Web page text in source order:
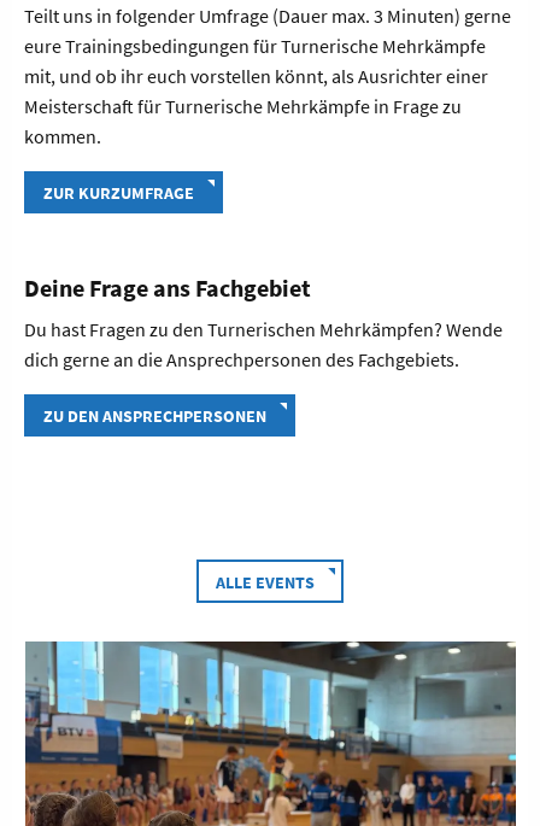
Teilt uns in folgender Umfrage (Dauer max. 3 Minuten) gerne
eure Trainingsbedingungen für Turnerische Mehrkämpfe
mit, und ob ihr euch vorstellen könnt, als Ausrichter einer
Meisterschaft für Turnerische Mehrkämpfe in Frage zu
kommen.
ZUR KURZUMFRAGE
Deine Frage ans Fachgebiet
Du hast Fragen zu den Turnerischen Mehrkämpfen? Wende
dich gerne an die Ansprechpersonen des Fachgebiets.
ZU DEN ANSPRECHPERSONEN
ALLE EVENTS